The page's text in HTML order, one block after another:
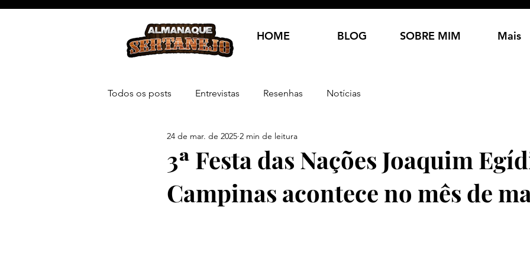
HOME BLOG SOBRE MIM Mais
Todos os posts Entrevistas Resenhas Notícias
3ª Festa das Nações Joaquim
Campinas acontece no mês de
24 de mar. de 2025 2 min de leitura